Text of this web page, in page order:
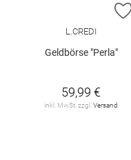
L.CREDI
Geldbörse "Perla"
59,99 €
inkl. MwSt. zzgl. Versand